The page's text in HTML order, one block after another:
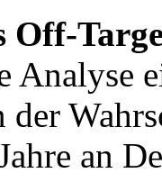
Off-
Analyse
an